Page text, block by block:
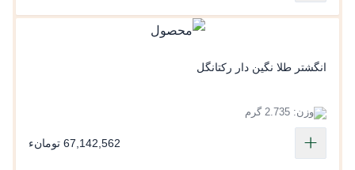
انگشتر طلا نگین دار رکتانگل
وزن: 2.735 گرم
67,142,562 تومانء